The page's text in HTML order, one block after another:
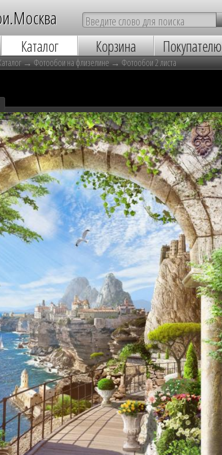
Каталог Корзина Покупателю
→Фотообои на флизелине→Фотообои 2 листа